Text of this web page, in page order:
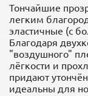
Тончайшие
легким
эластичные (с
Благодаря
"воздушного"
лёгкости и
придают
идеальны для